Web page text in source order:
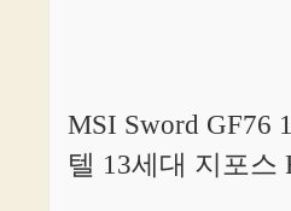
MSI Sword GF76
텔 13세대 지포스